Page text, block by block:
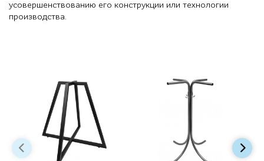
усовершенствованию его конструкции или технологии
производства.